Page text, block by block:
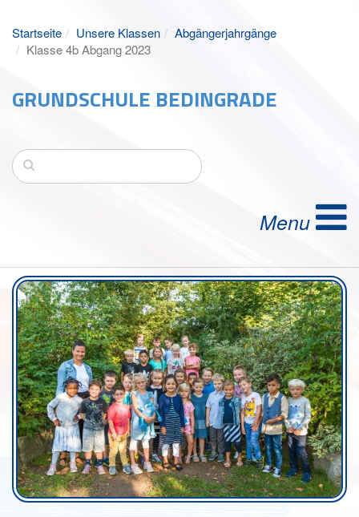
Startseite Unsere Klassen
Abgängerjahrgänge
Klasse 4b Abgang 2023
GRUNDSCHULE BEDINGRADE